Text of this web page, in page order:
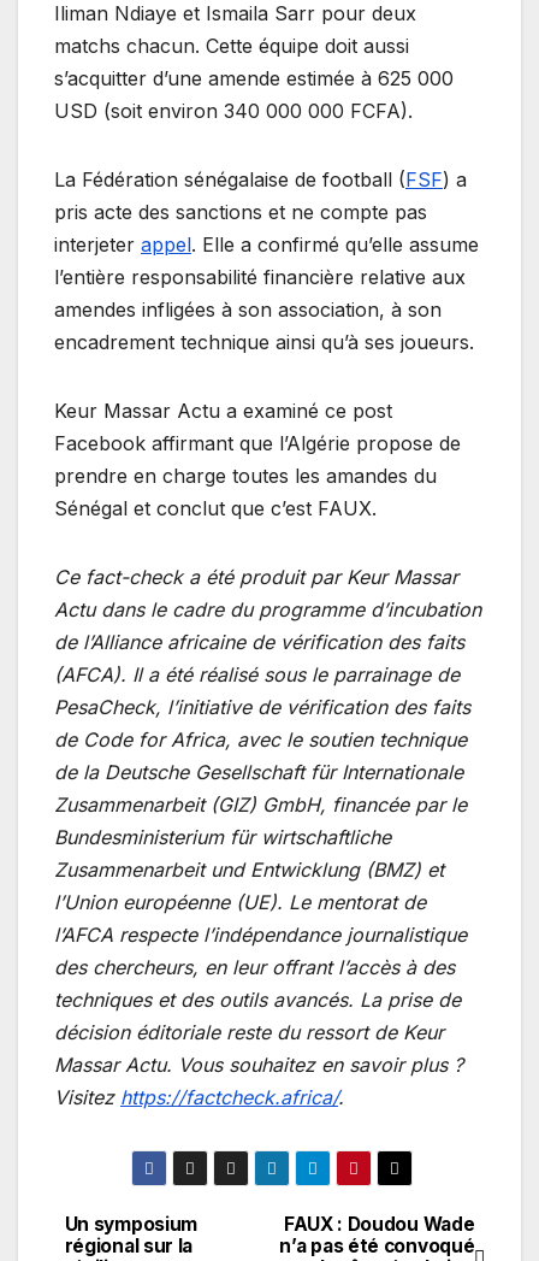
Iliman Ndiaye et Ismaila Sarr pour deux
matchs chacun. Cette équipe doit aussi
s’acquitter d’une amende estimée à 625 000
USD (soit environ 340 000 000 FCFA).
La Fédération sénégalaise de football (FSF) a
pris acte des sanctions et ne compte pas
interjeter appel. Elle a confirmé qu’elle assume
l’entière responsabilité financière relative aux
amendes infligées à son association, à son
encadrement technique ainsi qu’à ses joueurs.
Keur Massar Actu a examiné ce post
Facebook affirmant que l’Algérie propose de
prendre en charge toutes les amandes du
Sénégal et conclut que c’est FAUX.
Ce fact-check a été produit par Keur Massar
Actu dans le cadre du programme d’incubation
de l’Alliance africaine de vérification des faits
(AFCA). Il a été réalisé sous le parrainage de
PesaCheck, l’initiative de vérification des faits
de Code for Africa, avec le soutien technique
de la Deutsche Gesellschaft für Internationale
Zusammenarbeit (GIZ) GmbH, financée par le
Bundesministerium für wirtschaftliche
Zusammenarbeit und Entwicklung (BMZ) et
l’Union européenne (UE). Le mentorat de
l’AFCA respecte l’indépendance journalistique
des chercheurs, en leur offrant l’accès à des
techniques et des outils avancés. La prise de
décision éditoriale reste du ressort de Keur
Massar Actu. Vous souhaitez en savoir plus ?
Visitez https://factcheck.africa/.
Navigation
FAUX : Doudou Wade
n’a pas été convoqué
Un symposium
régional sur la